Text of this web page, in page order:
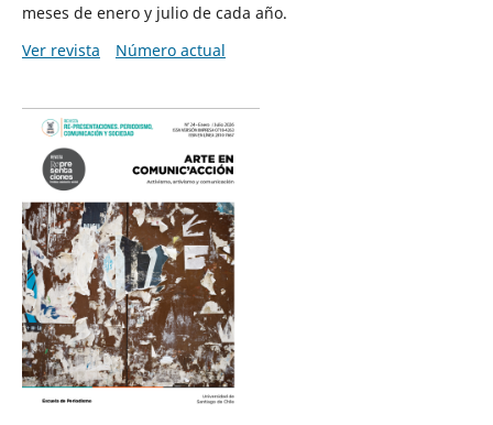
meses de enero y julio de cada año.
Ver revista
Número actual